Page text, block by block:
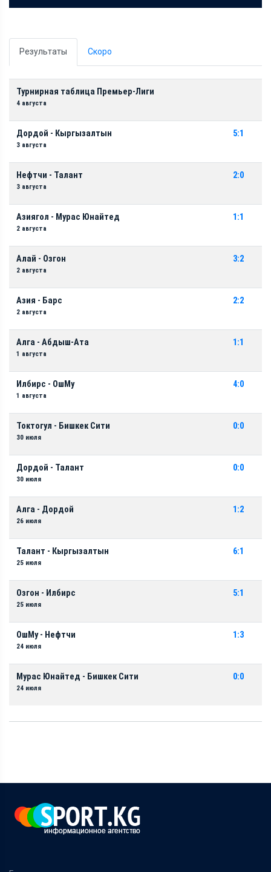
Результаты Скоро
Турнирная таблица Премьер-Лиги
4 августа
Дордой - Кыргызалтын
3 августа
5:1
Нефтчи - Талант
3 августа
2:0
Азиягол - Мурас Юнайтед
2 августа
1:1
Алай - Озгон
2 августа
3:2
Азия - Барс
2 августа
2:2
Алга - Абдыш-Ата
1 августа
1:1
Илбирс - ОшМу
1 августа
4:0
Токтогул - Бишкек Сити
30 июля
0:0
Дордой - Талант
30 июля
0:0
Алга - Дордой
26 июля
1:2
Талант - Кыргызалтын
25 июля
6:1
Озгон - Илбирс
25 июля
5:1
ОшМу - Нефтчи
24 июля
1:3
Мурас Юнайтед - Бишкек Сити
24 июля
0:0